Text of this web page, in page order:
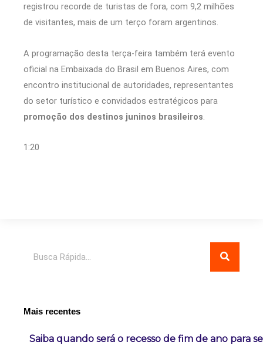
registrou recorde de turistas de fora, com 9,2 milhões
de visitantes, mais de um terço foram argentinos.
A programação desta terça-feira também terá evento
oficial na Embaixada do Brasil em Buenos Aires, com
encontro institucional de autoridades, representantes
do setor turístico e convidados estratégicos para
promoção dos destinos juninos brasileiros.
1:20
Mais recentes
Saiba quando será o recesso de fim de ano para